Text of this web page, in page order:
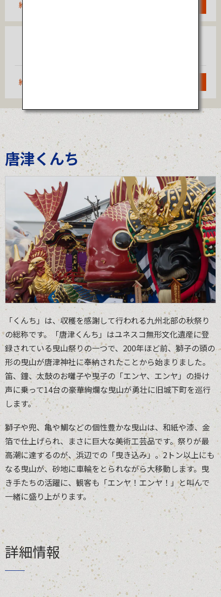
約3時間
約2時間20分
唐津くんち
「くんち」は、収穫を感謝して行われる九州北部の秋祭り
の総称です。「唐津くんち」はユネスコ無形文化遺産に登
録されている曳山祭りの一つで、200年ほど前、獅子の頭の
形の曳山が唐津神社に奉納されたことから始まりました。
笛、鐘、太鼓のお囃子や曳子の「エンヤ、エンヤ」の掛け
声に乗って14台の豪華絢爛な曳山が勇壮に旧城下町を巡行
します。
獅子や兜、亀や鯛などの個性豊かな曳山は、和紙や漆、金
箔で仕上げられ、まさに巨大な美術工芸品です。祭りが最
高潮に達するのが、浜辺での「曳き込み」。2トン以上にも
なる曳山が、砂地に車輪をとられながら大移動します。曳
き手たちの活躍に、観客も「エンヤ！エンヤ！」と叫んで
一緒に盛り上がります。
詳細情報